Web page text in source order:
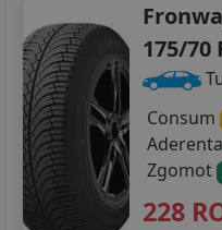
175/70
Consum
Aderenta
Zgomot
228